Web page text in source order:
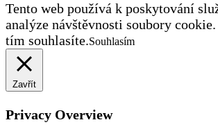
Tento web používá k poskytování
analýze návštěvnosti soubory
tím souhlasíte.Souhlasím
Zavřít
Privacy Overview